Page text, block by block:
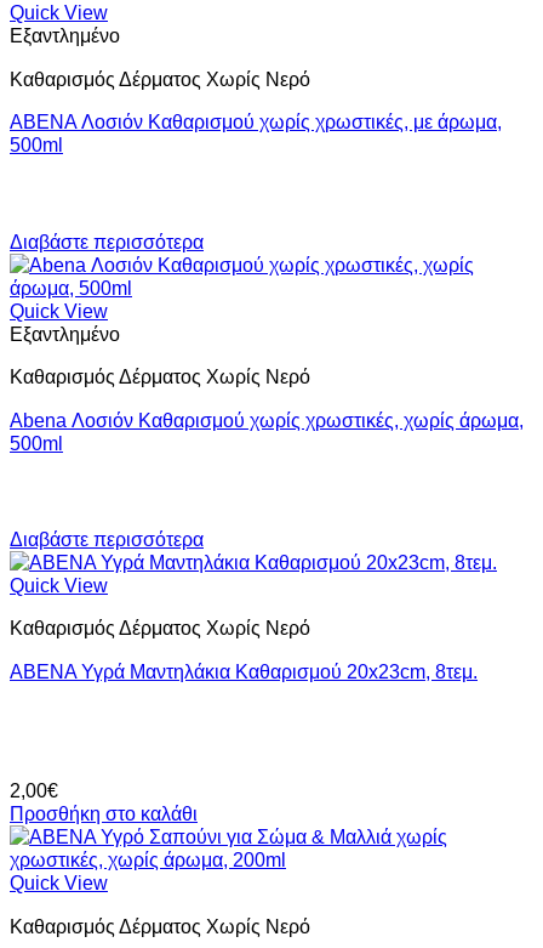
Quick View
Εξαντλημένο
Καθαρισμός Δέρματος Χωρίς Νερό
ABENA Λοσιόν Kαθαρισμού χωρίς χρωστικές, με άρωμα,
500ml
Διαβάστε περισσότερα
Quick View
Εξαντλημένο
Καθαρισμός Δέρματος Χωρίς Νερό
Abena Λοσιόν Καθαρισμού χωρίς χρωστικές, χωρίς άρωμα,
500ml
Διαβάστε περισσότερα
Quick View
Καθαρισμός Δέρματος Χωρίς Νερό
ABENA Υγρά Μαντηλάκια Καθαρισμού 20x23cm, 8τεμ.
2,00€
Προσθήκη στο καλάθι
Quick View
Καθαρισμός Δέρματος Χωρίς Νερό